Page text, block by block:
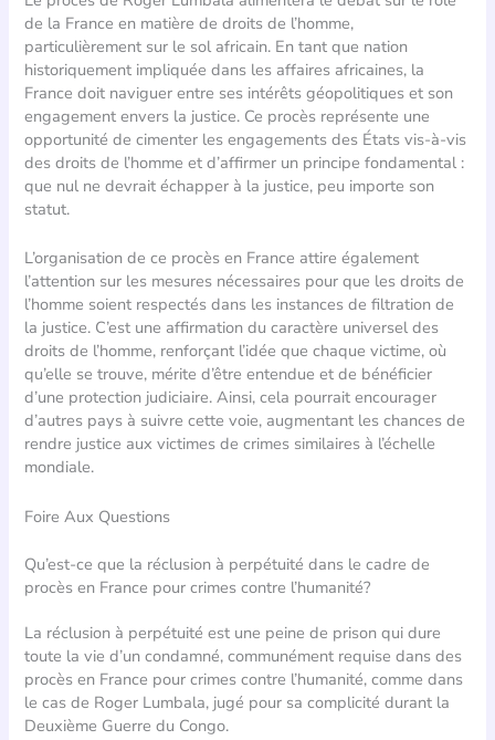
de la France en matière de droits de l’homme,
particulièrement sur le sol africain. En tant que nation
historiquement impliquée dans les affaires africaines, la
France doit naviguer entre ses intérêts géopolitiques et son
engagement envers la justice. Ce procès représente une
opportunité de cimenter les engagements des États vis-à-vis
des droits de l’homme et d’affirmer un principe fondamental :
que nul ne devrait échapper à la justice, peu importe son
statut.
L’organisation de ce procès en France attire également
l’attention sur les mesures nécessaires pour que les droits de
l’homme soient respectés dans les instances de filtration de
la justice. C’est une affirmation du caractère universel des
droits de l’homme, renforçant l’idée que chaque victime, où
qu’elle se trouve, mérite d’être entendue et de bénéficier
d’une protection judiciaire. Ainsi, cela pourrait encourager
d’autres pays à suivre cette voie, augmentant les chances de
rendre justice aux victimes de crimes similaires à l’échelle
mondiale.
Foire Aux Questions
Qu’est-ce que la réclusion à perpétuité dans le cadre de
procès en France pour crimes contre l’humanité?
La réclusion à perpétuité est une peine de prison qui dure
toute la vie d’un condamné, communément requise dans des
procès en France pour crimes contre l’humanité, comme dans
le cas de Roger Lumbala, jugé pour sa complicité durant la
Deuxième Guerre du Congo.